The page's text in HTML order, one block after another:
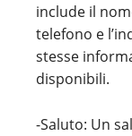
include il
telefono e
stesse
disponibili.
-Saluto: Un